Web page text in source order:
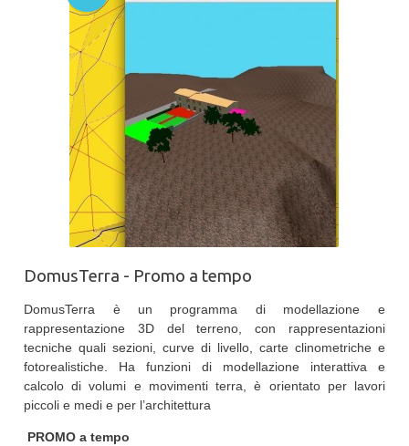
DomusTerra - Promo a tempo
DomusTerra è un programma di modellazione e
rappresentazione 3D del terreno, con rappresentazioni
tecniche quali sezioni, curve di livello, carte clinometriche e
fotorealistiche. Ha funzioni di modellazione interattiva e
calcolo di volumi e movimenti terra, è orientato per lavori
piccoli e medi e per l’architettura
PROMO a tempo